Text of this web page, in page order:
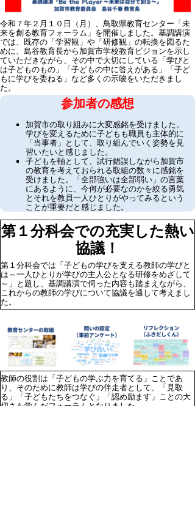
令和７年２月１０日（月）、鳥取県教育センター「未
来を創る教育フォーラム」を開催しました。基調講演
では、既存の「学習観」や「研修観」の転換を図るた
めに、島谷教育長から加賀市学校教育ビジョンを示し
ていただきながら、その中で大切にしている「学びと
は子どものもの」「子どもの中に答えがある」「子ど
もに学びを委ねる」など多くの示唆をいただきまし
た。
参加者の感想
加賀市の取り組みに大変感銘を受けました。
学びを変えるために子どもも職員も主体的に
「当事者」として、取り組んでいく姿勢を見
習いたいと感じました。
子どもを軸として、試行錯誤しながら加賀市
の教育を考えておられる取組の数々に感銘を
受けました。「全部強いは全部弱い」の言葉
にあるように、今何が必要なのかを絞る勇気
とそれを教員一人ひとりがやってみるという
ことが重要だと感じました。
第１分科会での充実した熱い
協議！
第１分科会では「子どもの学びを支える教師の学びと
は～一人ひとりが学びの主人公となる研修をめざして
～」と題し、基調講演で伺った内容も踏まえながら、
これからの教師の学びについて協議を通して考えまし
た。
教師の役割は「子どもの学ぶ力を育てる」ことであ
り、そのために教師は学びの伴走者として、「見取
る」「子どもたちをつなぐ」「認め励ます」ことの大
切さを学んだフォーラムとなりました。